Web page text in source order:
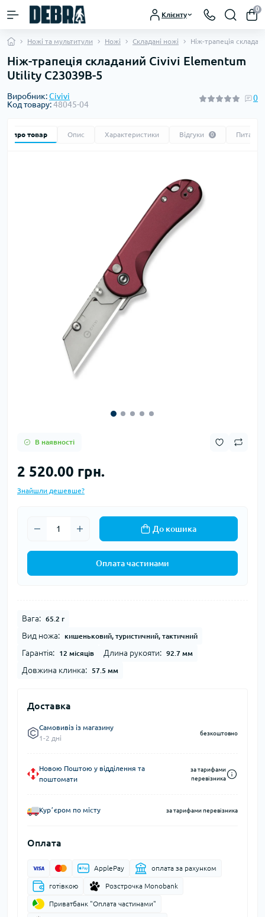
Клієнту
0
Ножі та мультитули Ножі Складані ножі Ніж-трапеція
Ніж-трапеція складаний Civivi Elementum
Utility C23039B-5
Виробник:Civivi
Код товару:48045-04
0
про товар Опис Характеристики Відгуки 0 Питання
В наявності
2 520.00 грн.
Знайшли дешевше?
До кошика
Оплата частинами
Вага: 65.2 г
Вид ножа: кишеньковий, туристичний, тактичний
Гарантія: 12 місяців Длина рукояти: 92.7 мм
Довжина клинка: 57.5 мм
Доставка
Самовивіз із магазину
1-2 дні
безкоштовно
Новою Поштою у відділення та
поштомати
за тарифами
перевізника
Курʼєром по місту за тарифами перевізника
Оплата
ApplePay оплата за рахунком
готівкою Розстрочка Monobank
Приватбанк "Оплата частинами"